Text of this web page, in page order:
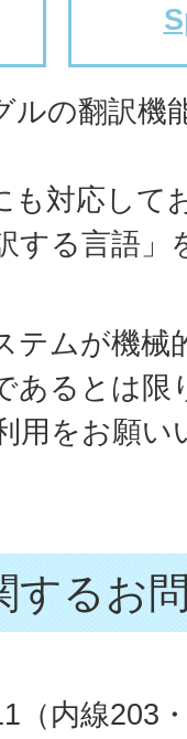
ルの翻訳機
も対応し
する言語」
テムが機械
あるとは限
用をお願い
するお
（内線203